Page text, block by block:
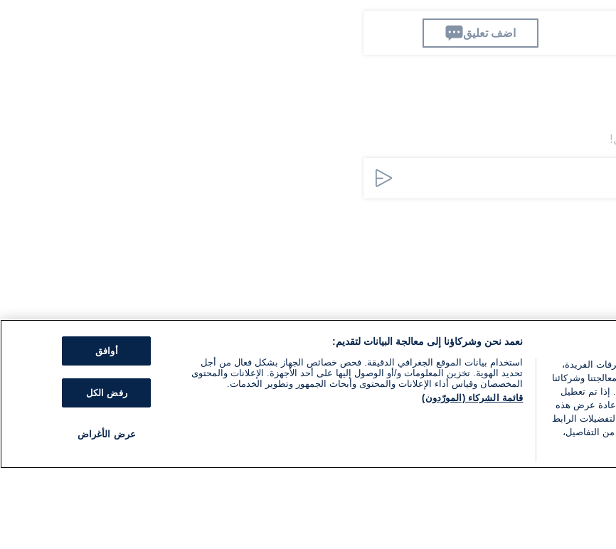
اضف تعليق
الفريدة،
وشركائنا
إذا تم تعطيل
إعادة عرض هذه
الرابط
التفاصيل،
نعمد نحن وشركاؤنا إلى معالجة البيانات لتقديم:
استخدام بيانات الموقع الجغرافي الدقيقة. فحص خصائص الجهاز بشكل فعال من أجل
تحديد الهوية. تخزين المعلومات و/أو الوصول إليها على أحد الأجهزة. الإعلانات والمحتوى
المخصصان وقياس أداء الإعلانات والمحتوى وأبحاث الجمهور وتطوير الخدمات.
قائمة الشركاء (المورّدون)
أوافق
رفض الكل
عرض الأغراض